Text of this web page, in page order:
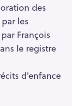
des
les
François
le registre
d’enfance